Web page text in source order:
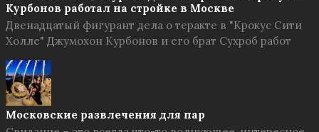
Курбонов работал на стройке в Москве
Двенадцатый фигурант дела о теракте в "Крокус Сити
Холле" Джумохон Курбонов и его брат Сухроб работ
Московские развлечения для пар